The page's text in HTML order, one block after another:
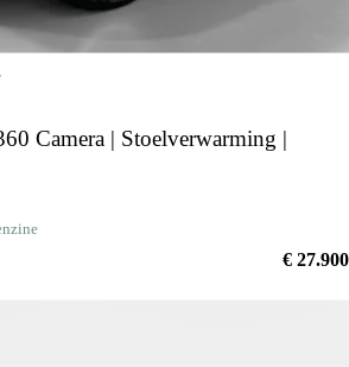
Camera | Stoelverwarming |
€ 27.900